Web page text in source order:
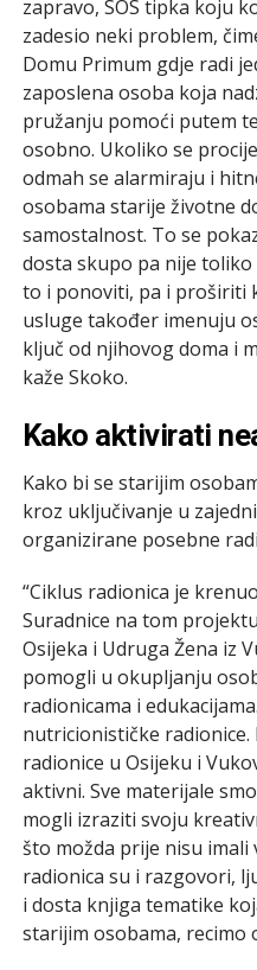
zapravo, SOS tipka koju
zadesio neki problem,
Domu Primum gdje radi
zaposlena osoba koja
pružanju pomoći putem
osobno. Ukoliko se
odmah se alarmiraju i
osobama starije životne
samostalnost. To se
dosta skupo pa nije
to i ponoviti, pa i proširiti
usluge također imenuju
ključ od njihovog doma i
kaže Skoko.
Kako aktivirati
Kako bi se starijim
kroz uključivanje u
organizirane posebne
“Ciklus radionica je
Suradnice na tom
Osijeka i Udruga Žena iz
pomogli u okupljanju
radionicama i
nutricionističke radionice.
radionice u Osijeku i
aktivni. Sve materijale
mogli izraziti svoju
što možda prije nisu imali
radionica su i razgovori,
i dosta knjiga tematike
starijim osobama, recimo